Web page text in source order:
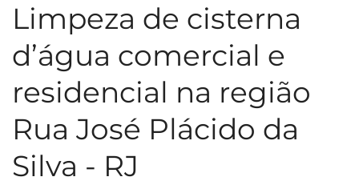
Limpeza de cisterna
d’água comercial e
residencial na região
Rua José Plácido da
Silva - RJ